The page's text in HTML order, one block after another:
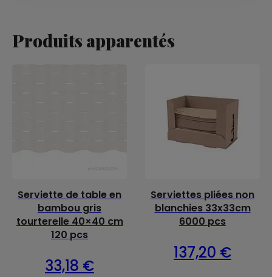
Produits apparentés
Serviette de table en
bambou gris
tourterelle 40×40 cm
120 pcs
33,18 €
Serviettes pliées non
blanchies 33x33cm
6000 pcs
137,20 €